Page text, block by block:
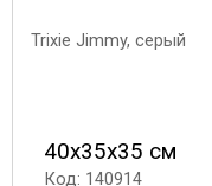
40х35х35 см
Код: 140914